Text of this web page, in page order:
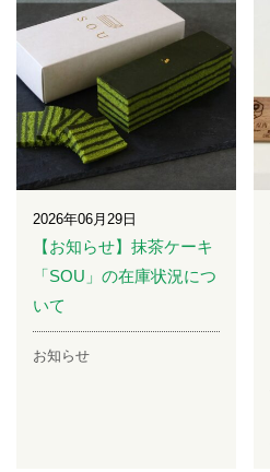
2026年06月29日
【お知らせ】抹茶ケーキ
「SOU」の在庫状況につ
いて
お知らせ